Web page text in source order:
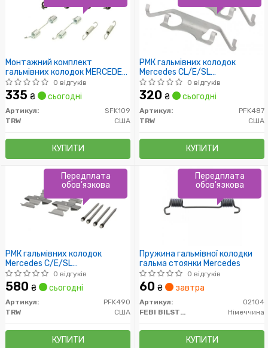
Монтажний комплект
гальмівних колодок MERCEDES
"R "84>>
0 відгуків
335 ₴ сьогодні
Артикул:
SFK109
TRW
США
КУПИТИ
РМК гальмівних колодок
Mercedes CL/E/SL
C115/W211/R230 "99-"06 "R
0 відгуків
320 ₴ сьогодні
Артикул:
PFK487
TRW
США
КУПИТИ
РМК гальмівних колодок
Mercedes C/E/SL
W203/W211/R230 "02-"08 "F
0 відгуків
580 ₴ сьогодні
Артикул:
PFK490
TRW
США
КУПИТИ
Передплата
обов'язкова
Пружина гальмівної колодки
гальма стоянки Mercedes
0 відгуків
60 ₴ завтра
Артикул:
02104
FEBI BILSTEIN
Німеччина
КУПИТИ
Передплата
обов'язкова